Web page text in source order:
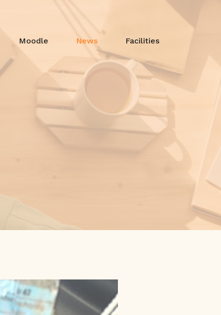
Moodle News Facilities